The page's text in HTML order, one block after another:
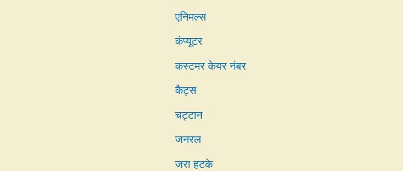
एनिमल्स
कंप्यूटर
कस्टमर केयर नंबर
कैट्स
चट्टान
जनरल
जरा हटके